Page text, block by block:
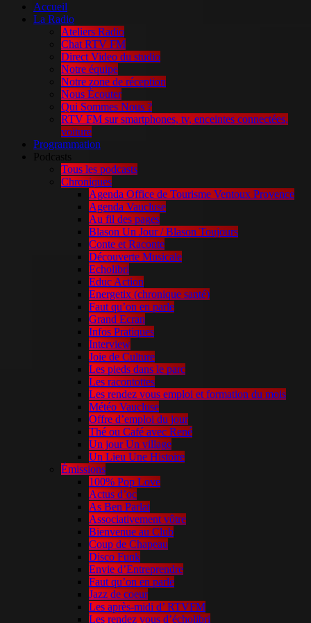
Accueil
La Radio
Ateliers Radio
Chat RTV FM
Direct Video du studio
Notre équipe
Notre zone de réception
Nous Écouter
Qui Sommes Nous ?
RTV FM sur smartphones, tv, enceintes connectées,
voiture
Programmation
Podcasts
Tous les podcasts
Chroniques
Agenda Office de Tourisme Ventoux Provence
Agenda Vaucluse
Au fil des pages
Blason Un Jour / Blason Toujours
Conte et Raconte
Découverte Musicale
Echolibri
Educ Action
Energetix (chronique santé)
Faut qu’on en parle
Grand Ecran
Infos Pratiques
Interview
Joie de Culture
Les pieds dans le parc
Les racontottes
Les rendez vous emploi et formation du mois
Météo Vaucluse
Offre d’emploi du jour
Thé ou Café avec René
Un jour Un village
Un Lieu Une Histoire
Émissions
100% Pop Love
Actus d’oc
As Ben Parlat
Associativement vôtre
Bienvenue au Club
Coup de Chapeau
Disco Funk
Envie d’Entreprendre
Faut qu’on en parle
Jazz de coeur
Les après-midi d’ RTVFM
Les rendez vous d’écholibri